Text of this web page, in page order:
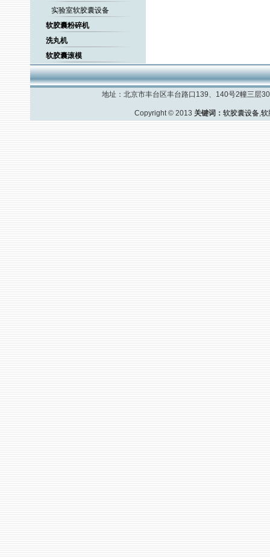
实验室软胶囊设备
软胶囊粉碎机
洗丸机
软胶囊滚模
地址：北京市丰台区丰台路口139、140号2幢三
Copyright © 2013 关键词： 软胶囊设备,软